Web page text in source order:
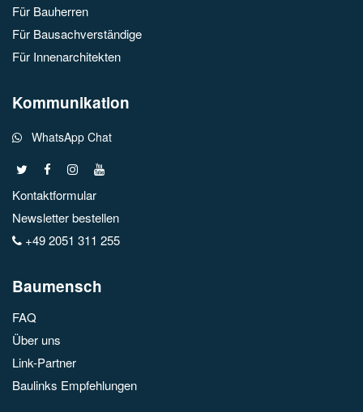
Für Bauherren
Für Bausachverständige
Für Innenarchitekten
Kommunikation
WhatsApp Chat
Kontaktformular
Newsletter bestellen
+49 2051 311 255
Baumensch
FAQ
Über uns
Link-Partner
Baulinks Empfehlungen